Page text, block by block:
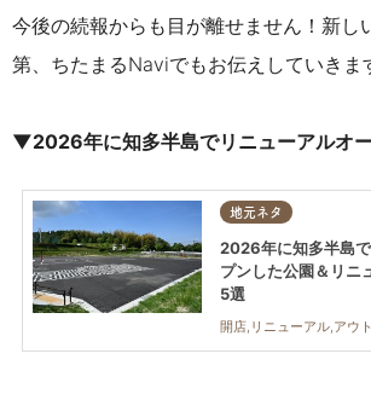
今後の続報からも目が離せません！新し
第、ちたまるNaviでもお伝えしていきま
▼2026年に知多半島でリニューアルオ
地元ネタ
2026年に知多半島
プンした公園＆リニ
5選